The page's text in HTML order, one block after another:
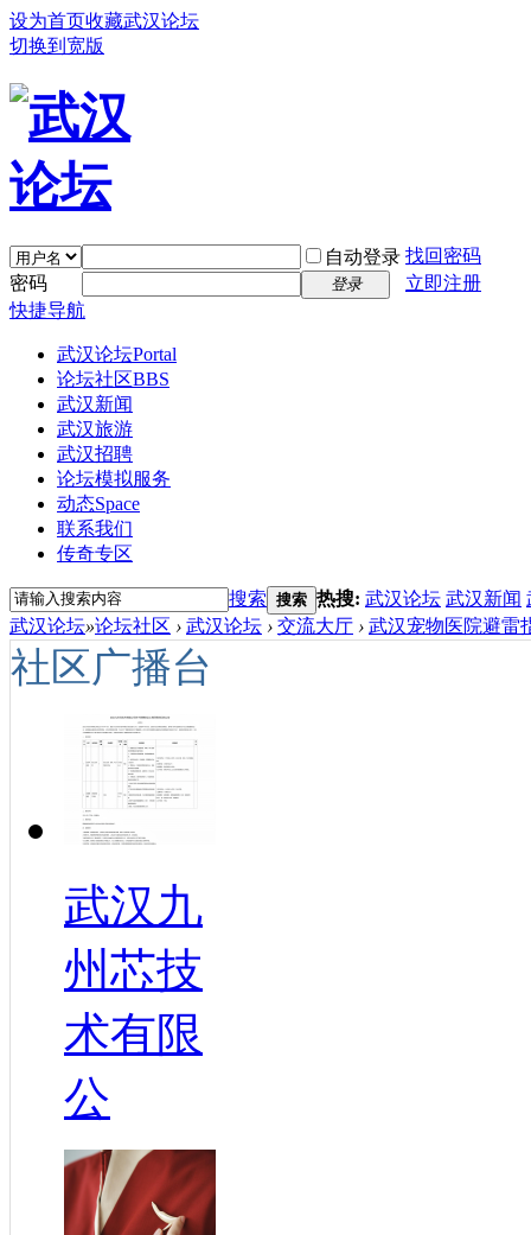
设为首页收藏武汉论坛
切换到宽版
自动登录 找回密码
密码
登录
立即注册
快捷导航
武汉论坛Portal
论坛社区BBS
武汉新闻
武汉旅游
武汉招聘
论坛模拟服务
动态Space
联系我们
传奇专区
搜索 搜索 热搜: 武汉论坛 武汉新闻
武汉论坛»论坛社区 › 武汉论坛 › 交流大厅 › 武汉宠物医院避雷
社区广播台
武汉九
州芯技
术有限
公